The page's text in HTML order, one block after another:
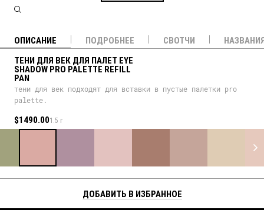
ОПИСАНИЕ ПОДРОБНЕЕ СВОТЧИ
ТЕНИ ДЛЯ ВЕК ДЛЯ ПАЛЕТ EYE
SHADOW PRO PALETTE REFILL
PAN
тени для век подходят для вставки в пустые палетки pro
palette.
$1490.001.5 г
ДОБАВИТЬ В ИЗБРАННОЕ